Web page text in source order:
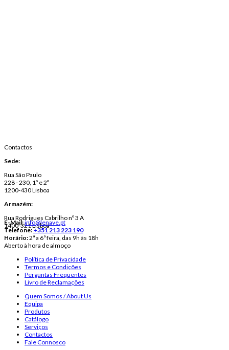
Contactos
Sede:
Rua São Paulo
228 - 230, 1º e 2º
1200-430 Lisboa
Armazém:
Rua Rodrigues Cabrilho nº 3 A
1400-321 Lisboa
E-Mail:info@lenave.pt
Telefone:+351 213 223 190
Horário:2ª a 6ª feira, das 9h às 18h
Aberto à hora de almoço
Política de Privacidade
Termos e Condições
Perguntas Frequentes
Livro de Reclamações
Quem Somos / About Us
Equipa
Produtos
Catálogo
Serviços
Contactos
Fale Connosco